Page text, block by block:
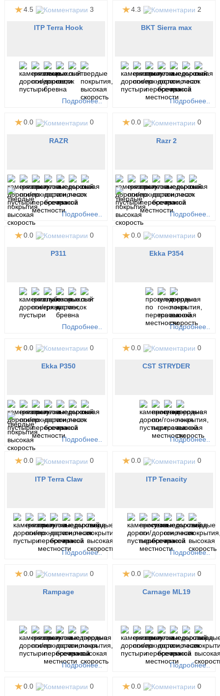
4.5 3
ITP Terra Hook
Подробнее..
4.3 2
BKT Sierra max
Подробнее..
0.0 0
RAZR
Подробнее..
0.0 0
Razr 2
Подробнее..
0.0 0
P311
Подробнее..
0.0 0
Ekka P354
Подробнее..
0.0 0
Ekka P350
Подробнее..
0.0 0
CST STRYDER
Подробнее..
0.0 0
ITP Terra Claw
Подробнее..
0.0 0
ITP Tenacity
Подробнее..
0.0 0
Rampage
Подробнее..
0.0 0
Carnage ML19
Подробнее..
0.0 0 0.0 0